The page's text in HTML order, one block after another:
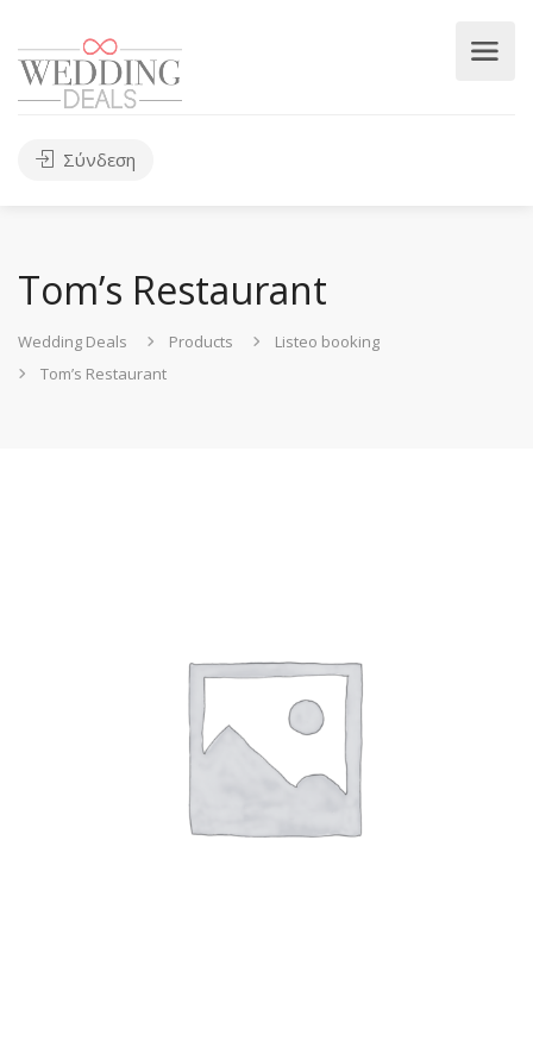
Σύνδεση
Tom’s Restaurant
Wedding Deals Products
Listeo booking
Tom’s Restaurant